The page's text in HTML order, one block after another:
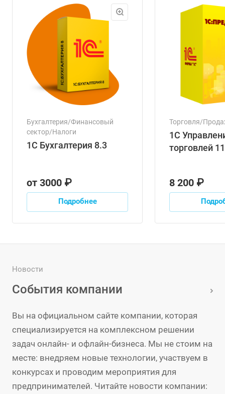
Бухгалтерия/Финансовый
сектор/Налоги
1С Бухгалтерия 8.3
от 3000 ₽
Подробнее
Торговля/
1С
торговлей
8 200 ₽
Новости
События компании
Вы на официальном сайте компании, которая
специализируется на комплексном решении
задач онлайн- и офлайн-бизнеса. Мы не стоим на
месте: внедряем новые технологии, участвуем в
конкурсах и проводим мероприятия для
предпринимателей. Читайте новости компании: